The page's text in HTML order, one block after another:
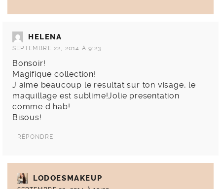
HELENA
SEPTEMBRE 22, 2014 À 9:23
Bonsoir!
Magifique collection!
J aime beaucoup le resultat sur ton visage, le
maquillage est sublime!Jolie presentation
comme d hab!
Bisous!
RÉPONDRE
LODOESMAKEUP